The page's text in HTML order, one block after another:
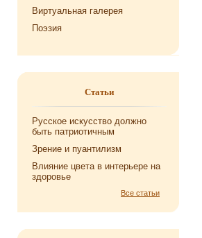
Виртуальная галерея
Поэзия
Статьи
Русское искусство должно
быть патриотичным
Зрение и пуантилизм
Влияние цвета в интерьере на
здоровье
Все статьи